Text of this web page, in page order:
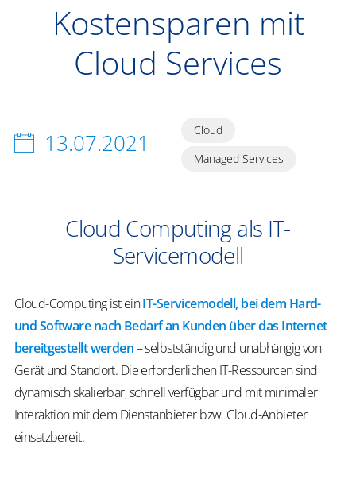
Kostensparen mit
Cloud Services
13.07.2021
Cloud
Managed Services
Cloud Computing als IT-
Servicemodell
Cloud-Computing ist einIT-Servicemodell, bei dem Hard-
und Software nach Bedarf an Kunden über das Internet
bereitgestellt werden– selbstständig und unabhängig von
Gerät und Standort. Die erforderlichen IT-Ressourcen sind
dynamisch skalierbar, schnell verfügbar und mit minimaler
Interaktion mit dem Dienstanbieter bzw. Cloud-Anbieter
einsatzbereit.